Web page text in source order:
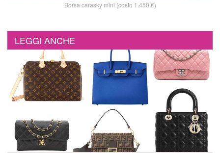
Borsa carasky mini (costo 1.450 €)
LEGGI ANCHE